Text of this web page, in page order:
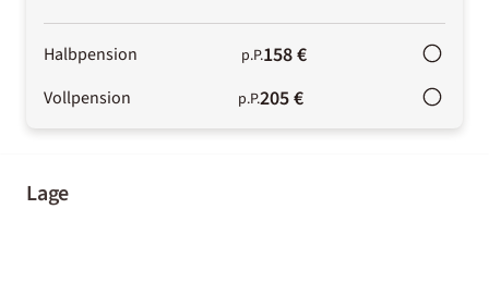
Halbpension p.P.158 €
Vollpension p.P.205 €
Lage